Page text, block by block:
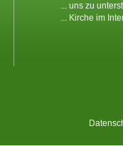
... uns zu
... Kirche im